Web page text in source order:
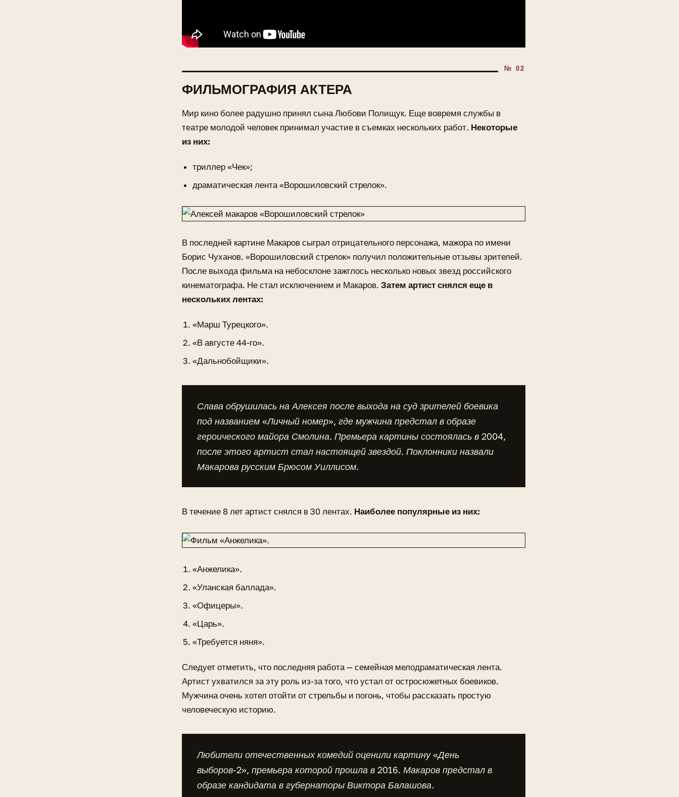
ФИЛЬМОГРАФИЯ АКТЕРА
Мир кино более радушно принял сына Любови Полищук. Еще вовремя службы в
театре молодой человек принимал участие в съемках нескольких работ. Некоторые
из них:
триллер «Чек»;
драматическая лента «Ворошиловский стрелок».
В последней картине Макаров сыграл отрицательного персонажа, мажора по имени
Борис Чуханов. «Ворошиловский стрелок» получил положительные отзывы зрителей.
После выхода фильма на небосклоне зажглось несколько новых звезд российского
кинематографа. Не стал исключением и Макаров. Затем артист снялся еще в
нескольких лентах:
«Марш Турецкого».
«В августе 44-го».
«Дальнобойщики».
Слава обрушилась на Алексея после выхода на суд зрителей боевика
под названием «Личный номер», где мужчина предстал в образе
героического майора Смолина. Премьера картины состоялась в 2004,
после этого артист стал настоящей звездой. Поклонники назвали
Макарова русским Брюсом Уиллисом.
В течение 8 лет артист снялся в 30 лентах. Наиболее популярные из них:
«Анжелика».
«Уланская баллада».
«Офицеры».
«Царь».
«Требуется няня».
Следует отметить, что последняя работа — семейная мелодраматическая лента.
Артист ухватился за эту роль из-за того, что устал от остросюжетных боевиков.
Мужчина очень хотел отойти от стрельбы и погонь, чтобы рассказать простую
человеческую историю.
Любители отечественных комедий оценили картину «День
выборов-2», премьера которой прошла в 2016. Макаров предстал в
образе кандидата в губернаторы Виктора Балашова.